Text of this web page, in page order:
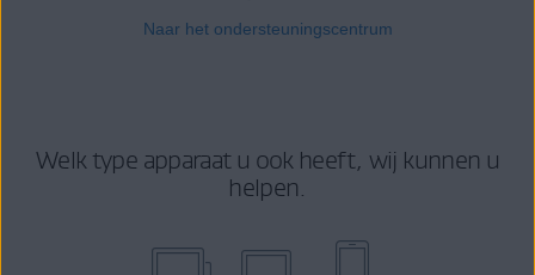
Naar het ondersteuningscentrum
Welk type apparaat u ook heeft, wij kunnen u
helpen.